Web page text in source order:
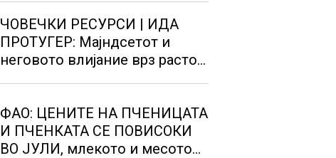
ЧОВЕЧКИ РЕСУРСИ | ИДА
ПРОТУГЕР: Мајндсетот и
неговото влијание врз растот
ФАО: ЦЕНИТЕ НА ПЧЕНИЦАТА
И ПЧЕНКАТА СЕ ПОВИСОКИ
ВО ЈУЛИ, млекото и месото